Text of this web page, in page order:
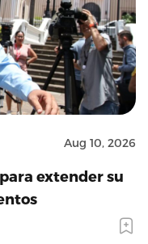
Aug 10, 2026
extender su